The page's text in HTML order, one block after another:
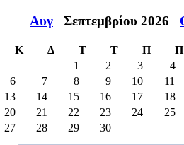
Αυγ Σεπτεμβρίου 2026
Κ Δ Τ Τ Π Π
1
2 3 4
6
7 8 9 10 11
13
14 15 16 17 18
20
21 22 23 24 25
27
28 29 30